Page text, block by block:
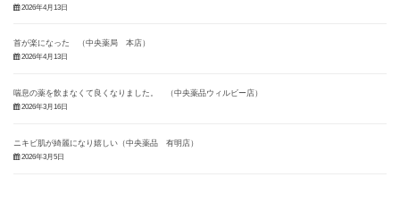
2026年4月13日
首が楽になった （中央薬局 本店）
2026年4月13日
喘息の薬を飲まなくて良くなりました。 （中央薬品ウィルビー店）
2026年3月16日
ニキビ肌が綺麗になり嬉しい（中央薬品 有明店）
2026年3月5日